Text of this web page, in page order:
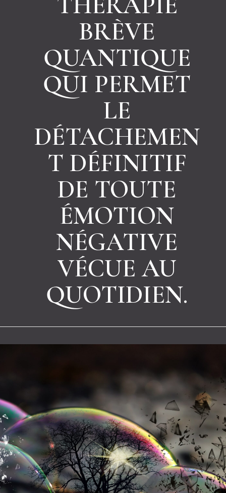
BRÈVE
QUANTIQUE
QUI PERMET
LE
DÉTACHEMEN
T DÉFINITIF
DE TOUTE
ÉMOTION
NÉGATIVE
VÉCUE AU
QUOTIDIEN.